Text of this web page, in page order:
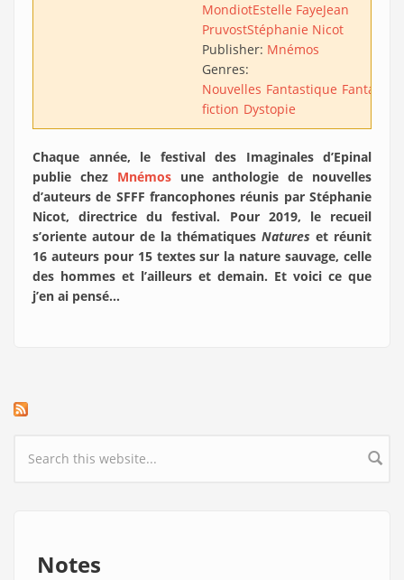
MondiotEstelle FayeJean
PruvostStéphanie Nicot
Publisher: Mnémos
Genres:
Nouvelles Fantastique Fantasy
fiction Dystopie
Chaque année, le festival des Imaginales d’Epinal
publie chez Mnémosune anthologie de nouvelles
d’auteurs de SFFF francophones réunis par Stéphanie
Nicot, directrice du festival. Pour 2019, le recueil
s’oriente autour de la thématiques Natures et réunit
16 auteurs pour 15 textes sur la nature sauvage, celle
des hommes et l’ailleurs et demain. Et voici ce que
j’en ai pensé…
Search form
Notes